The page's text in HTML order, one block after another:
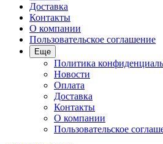
Доставка
Контакты
О компании
Пользовательское соглашение
Еще
Политика
Новости
Оплата
Доставка
Контакты
О компании
Пользовательское